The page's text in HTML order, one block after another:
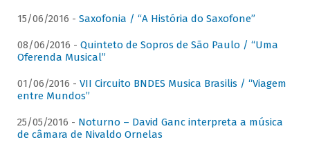
15/06/2016 - Saxofonia / “A História do Saxofone”
08/06/2016 - Quinteto de Sopros de São Paulo / “Uma
Oferenda Musical”
01/06/2016 - VII Circuito BNDES Musica Brasilis / “Viagem
entre Mundos”
25/05/2016 - Noturno – David Ganc interpreta a música
de câmara de Nivaldo Ornelas